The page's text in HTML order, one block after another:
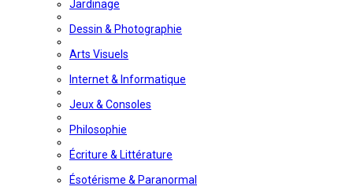
Jardinage
Dessin & Photographie
Arts Visuels
Internet & Informatique
Jeux & Consoles
Philosophie
Écriture & Littérature
Ésotérisme & Paranormal